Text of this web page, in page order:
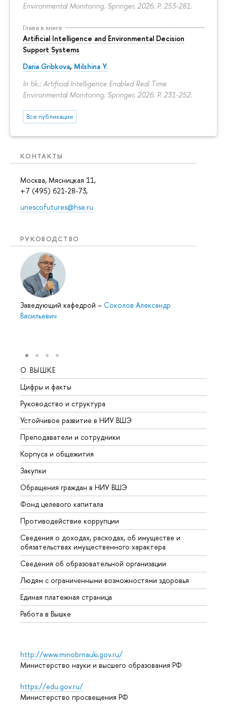
Environmental Monitoring. Springer, 2026. P. 253-281.
Глава в книге
Artificial Intelligence and Environmental Decision
Support Systems
Daria Gribkova, Milshina Y.
In bk.: Artificial Intelligence Enabled Real Time
Environmental Monitoring. Springer, 2026. P. 231-252.
Все публикации
КОНТАКТЫ
Москва, Мясницкая 11,
+7 (495) 621-28-73,
unescofutures@hse.ru
РУКОВОДСТВО
Заведующий кафедрой – Соколов Александр
Васильевич
О ВЫШКЕ
Цифры и факты
Руководство и структура
Устойчивое развитие в НИУ ВШЭ
Преподаватели и сотрудники
Корпуса и общежития
Закупки
Обращения граждан в НИУ ВШЭ
Фонд целевого капитала
Противодействие коррупции
Сведения о доходах, расходах, об имуществе и
обязательствах имущественного характера
Сведения об образовательной организации
Людям с ограниченными возможностями здоровья
Единая платежная страница
Работа в Вышке
http://www.minobrnauki.gov.ru/
Министерство науки и высшего образования РФ
https://edu.gov.ru/
Министерство просвещения РФ